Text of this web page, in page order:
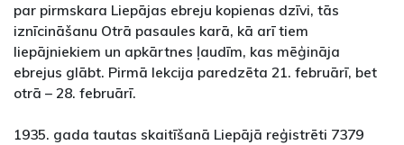
par pirmskara Liepājas ebreju kopienas dzīvi, tās
iznīcināšanu Otrā pasaules karā, kā arī tiem
liepājniekiem un apkārtnes ļaudīm, kas mēģināja
ebrejus glābt. Pirmā lekcija paredzēta 21. februārī, bet
otrā – 28. februārī.
1935. gada tautas skaitīšanā Liepājā reģistrēti 7379